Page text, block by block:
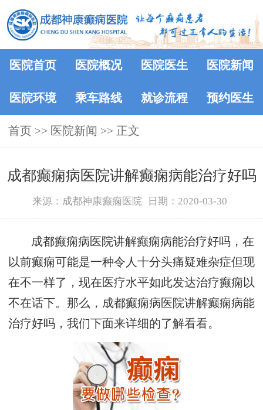
医院首页 医院概况 医院医生 医院新闻
医院环境 乘车路线 就诊流程 预约医生
首页 >> 医院新闻 >> 正文
成都癫痫病医院讲解癫痫病能治疗好吗
来源：成都神康癫痫医院 日期：2020-03-30
成都癫痫病医院讲解癫痫病能治疗好吗，在
以前癫痫可能是一种令人十分头痛疑难杂症但现
在不一样了，现在医疗水平如此发达治疗癫痫以
不在话下。那么，成都癫痫病医院讲解癫痫病能
治疗好吗，我们下面来详细的了解看看。